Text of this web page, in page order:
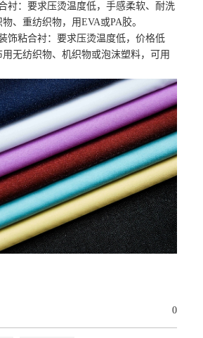
：要求压烫温度低，手感柔软、耐洗
、重纺织物，用EVA或PA胶。
粘合衬：要求压烫温度低，价格低
无纺织物、机织物或泡沫塑料，可用
0